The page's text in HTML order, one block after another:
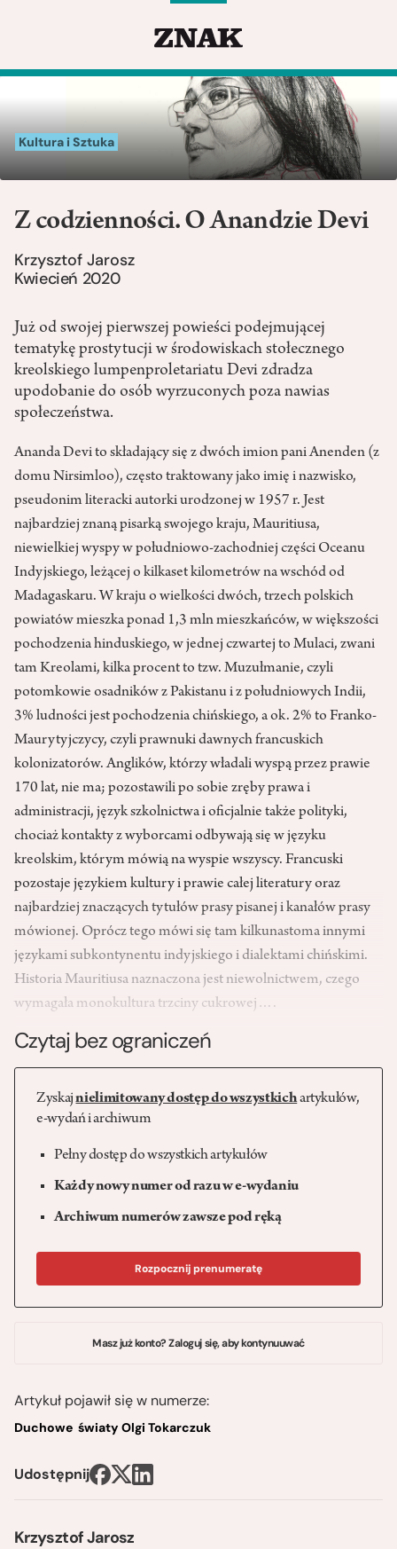
Kultura i Sztuka
Krzysztof Jarosz
Z codzienności. O Anandzie Devi
Krzysztof Jarosz
Kwiecień 2020
Już od swojej pierwszej powieści podejmującej
tematykę prostytucji w środowiskach stołecznego
kreolskiego lumpenproletariatu Devi zdradza
upodobanie do osób wyrzuconych poza nawias
społeczeństwa.
Ananda Devi to składający się z dwóch imion pani Anenden (z
domu Nirsimloo), często traktowany jako imię i nazwisko,
pseudonim literacki autorki urodzonej w 1957 r. Jest
najbardziej znaną pisarką swojego kraju, Mauritiusa,
niewielkiej wyspy w południowo-zachodniej części Oceanu
Indyjskiego, leżącej o kilkaset kilometrów na wschód od
Madagaskaru. W kraju o wielkości dwóch, trzech polskich
powiatów mieszka ponad 1,3 mln mieszkańców, w większości
pochodzenia hinduskiego, w jednej czwartej to Mulaci, zwani
tam Kreolami, kilka procent to tzw. Muzułmanie, czyli
potomkowie osadników z Pakistanu i z południowych Indii,
3% ludności jest pochodzenia chińskiego, a ok. 2% to Franko-
Maurytyjczycy, czyli prawnuki dawnych francuskich
kolonizatorów. Anglików, którzy władali wyspą przez prawie
170 lat, nie ma; pozostawili po sobie zręby prawa i
administracji, język szkolnictwa i oficjalnie także polityki,
chociaż kontakty z wyborcami odbywają się w języku
kreolskim, którym mówią na wyspie wszyscy. Francuski
pozostaje językiem kultury i prawie całej literatury oraz
najbardziej znaczących tytułów prasy pisanej i kanałów prasy
mówionej. Oprócz tego mówi się tam kilkunastoma innymi
językami subkontynentu indyjskiego i dialektami chińskimi.
Historia Mauritiusa naznaczona jest niewolnictwem, czego
wymagała monokultura trzciny cukrowej….
Czytaj bez ograniczeń
Zyskajnielimitowany dostęp do wszystkichartykułów,
e-wydań i archiwum
Pełny dostęp do wszystkich artykułów
Każdy nowy numer od razu w e-wydaniu
Archiwum numerów zawsze pod ręką
Rozpocznij prenumeratę
Masz już konto? Zaloguj się, aby kontynuuwać
Artykuł pojawił się w numerze:
Duchowe światy Olgi Tokarczuk
Udostępnij